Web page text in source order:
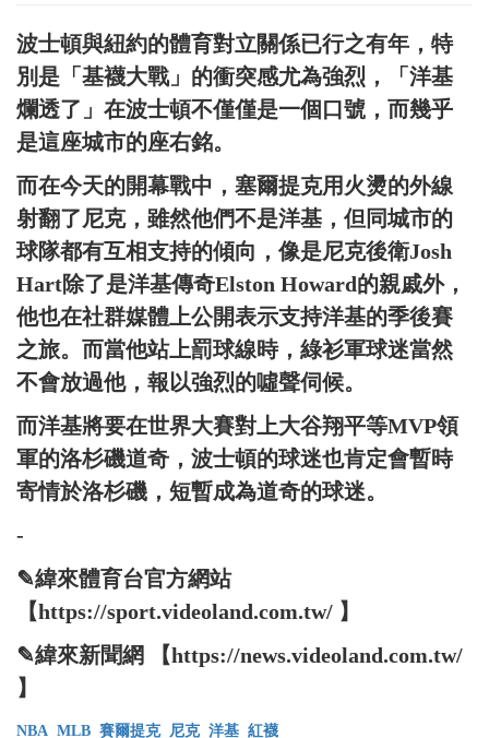
波士頓與紐約的體育對立關係已行之有年，特
別是「基襪大戰」的衝突感尤為強烈，「洋基
爛透了」在波士頓不僅僅是一個口號，而幾乎
是這座城市的座右銘。
而在今天的開幕戰中，塞爾提克用火燙的外線
射翻了尼克，雖然他們不是洋基，但同城市的
球隊都有互相支持的傾向，像是尼克後衛Josh
Hart除了是洋基傳奇Elston Howard的親戚外，
他也在社群媒體上公開表示支持洋基的季後賽
之旅。而當他站上罰球線時，綠衫軍球迷當然
不會放過他，報以強烈的噓聲伺候。
而洋基將要在世界大賽對上大谷翔平等MVP領
軍的洛杉磯道奇，波士頓的球迷也肯定會暫時
寄情於洛杉磯，短暫成為道奇的球迷。
-
✎緯來體育台官方網站
【https://sport.videoland.com.tw/ 】
✎緯來新聞網 【https://news.videoland.com.tw/
】
NBA MLB 賽爾提克 尼克 洋基 紅襪